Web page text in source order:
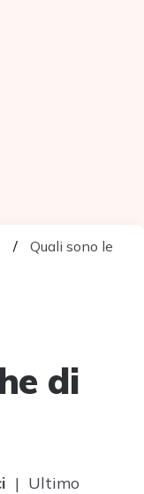
Quali sono le
di
| Ultimo